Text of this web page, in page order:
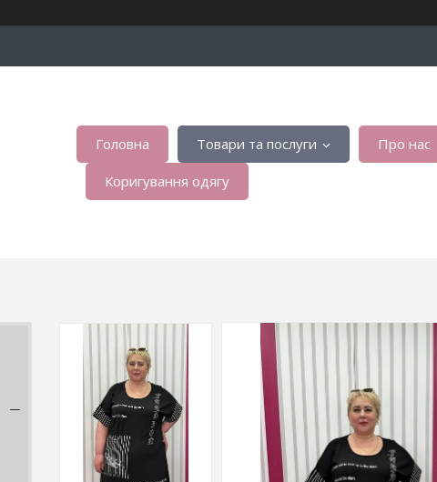
Головна Товари та послуги Про нас
Коригування одягу